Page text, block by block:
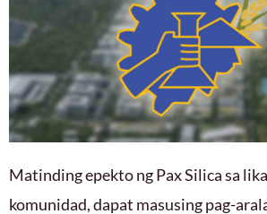
Matinding epekto ng Pax Silica sa
komunidad, dapat masusing pag-